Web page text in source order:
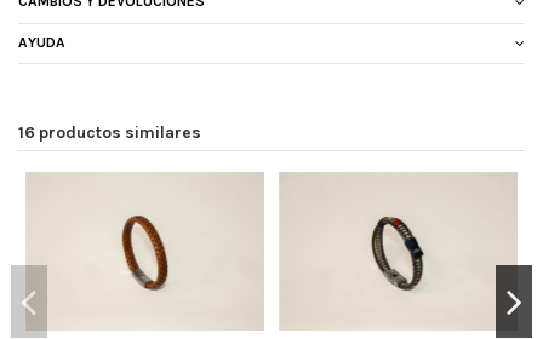
AYUDA
16 productos similares